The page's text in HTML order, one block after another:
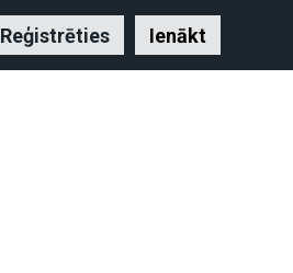
Reģistrēties Ienākt